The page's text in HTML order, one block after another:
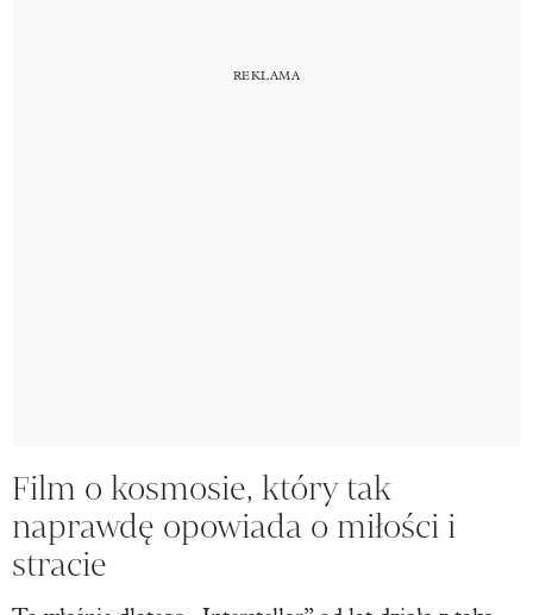
Film o kosmosie, który tak
naprawdę opowiada o miłości i
stracie